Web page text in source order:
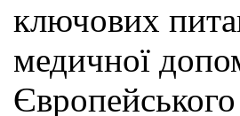
ключових
медичної